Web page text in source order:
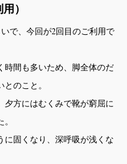
）
で、今回が2回目のご利用で
時間も多いため、脚全体のだ
のこと。
夕方にはむくみで靴が窮屈に
に固くなり、深呼吸が浅くな